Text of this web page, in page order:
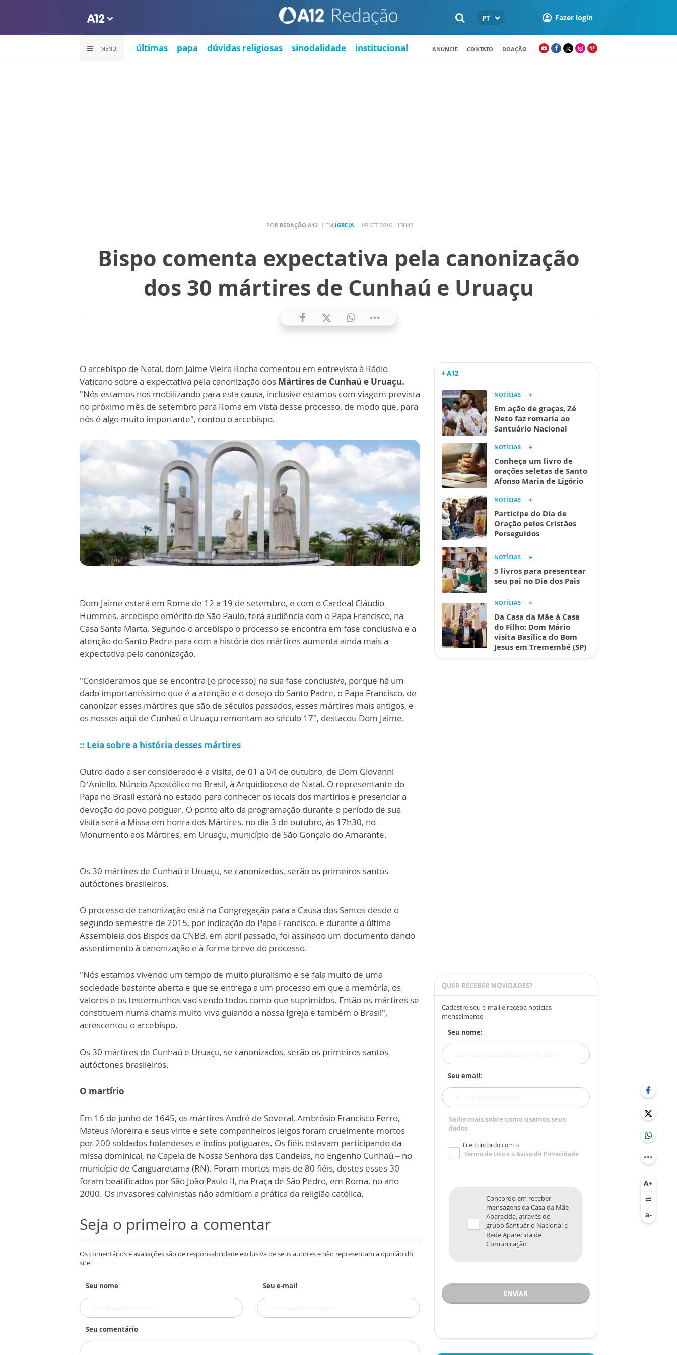
PT Fazer login
MENU últimas papa dúvidas religiosas sinodalidade institucional ANUNCIE CONTATO DOAÇÃO
POR REDAÇÃO A12 EM IGREJA 09 SET 2016 - 13H43
Bispo comenta expectativa pela canonização
dos 30 mártires de Cunhaú e Uruaçu
O arcebispo de Natal, dom Jaime Vieira Rocha comentou em entrevista à Rádio
Vaticano sobre a expectativa pela canonização dos Mártires de Cunhaú e Uruaçu.
"Nós estamos nos mobilizando para esta causa, inclusive estamos com viagem prevista
no próximo mês de setembro para Roma em vista desse processo, de modo que, para
nós é algo muito importante", contou o arcebispo.
Dom Jaime estará em Roma de 12 a 19 de setembro, e com o Cardeal Cláudio
Hummes, arcebispo emérito de São Paulo, terá audiência com o Papa Francisco, na
Casa Santa Marta. Segundo o arcebispo o processo se encontra em fase conclusiva e a
atenção do Santo Padre para com a história dos mártires aumenta ainda mais a
expectativa pela canonização.
"Consideramos que se encontra [o processo] na sua fase conclusiva, porque há um
dado importantíssimo que é a atenção e o desejo do Santo Padre, o Papa Francisco, de
canonizar esses mártires que são de séculos passados, esses mártires mais antigos, e
os nossos aqui de Cunhaú e Uruaçu remontam ao século 17", destacou Dom Jaime.
:: Leia sobre a história desses mártires
Outro dado a ser considerado é a visita, de 01 a 04 de outubro, de Dom Giovanni
D’Aniello, Núncio Apostólico no Brasil, à Arquidiocese de Natal. O representante do
Papa no Brasil estará no estado para conhecer os locais dos martírios e presenciar a
devoção do povo potiguar. O ponto alto da programação durante o período de sua
visita será a Missa em honra dos Mártires, no dia 3 de outubro, às 17h30, no
Monumento aos Mártires, em Uruaçu, município de São Gonçalo do Amarante.
Os 30 mártires de Cunhaú e Uruaçu, se canonizados, serão os primeiros santos
autóctones brasileiros.
O processo de canonização está na Congregação para a Causa dos Santos desde o
segundo semestre de 2015, por indicação do Papa Francisco, e durante a última
Assembleia dos Bispos da CNBB, em abril passado, foi assinado um documento dando
assentimento à canonização e à forma breve do processo.
"Nós estamos vivendo um tempo de muito pluralismo e se fala muito de uma
sociedade bastante aberta e que se entrega a um processo em que a memória, os
valores e os testemunhos vao sendo todos como que suprimidos. Então os mártires se
constituem numa chama muito viva guiando a nossa Igreja e também o Brasil",
acrescentou o arcebispo.
Os 30 mártires de Cunhaú e Uruaçu, se canonizados, serão os primeiros santos
autóctones brasileiros.
O martírio
Em 16 de junho de 1645, os mártires André de Soveral, Ambrósio Francisco Ferro,
Mateus Moreira e seus vinte e sete companheiros leigos foram cruelmente mortos
por 200 soldados holandeses e índios potiguares. Os fiéis estavam participando da
missa dominical, na Capela de Nossa Senhora das Candeias, no Engenho Cunhaú – no
município de Canguaretama (RN). Foram mortos mais de 80 fiéis, destes esses 30
foram beatificados por São João Paulo II, na Praça de São Pedro, em Roma, no ano
2000. Os invasores calvinistas não admitiam a prática da religião católica.
Seja o primeiro a comentar
Os comentários e avaliações são de responsabilidade exclusiva de seus autores e não representam a opinião do
site.
Seu nome Seu e-mail
Seu comentário
+ A12
NOTÍCIAS
Em ação de graças, Zé
Neto faz romaria ao
Santuário Nacional
NOTÍCIAS
Conheça um livro de
orações seletas de Santo
Afonso Maria de Ligório
NOTÍCIAS
Participe do Dia de
Oração pelos Cristãos
Perseguidos
NOTÍCIAS
5 livros para presentear
seu pai no Dia dos Pais
NOTÍCIAS
Da Casa da Mãe à Casa
do Filho: Dom Mário
visita Basílica do Bom
Jesus em Tremembé (SP)
QUER RECEBER NOVIDADES?
Cadastre seu e-mail e receba notícias
mensalmente
Seu nome:
Seu email:
Saiba mais sobre como usamos seus
dados
Li e concordo com o
Termo de Usoe oAviso de Privacidade
Concordo em receber
mensagens da Casa da Mãe
Aparecida, através do
grupo Santuário Nacional e
Rede Aparecida de
Comunicação
ENVIAR